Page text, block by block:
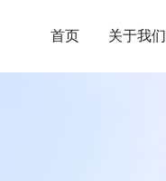
首页 关于我们